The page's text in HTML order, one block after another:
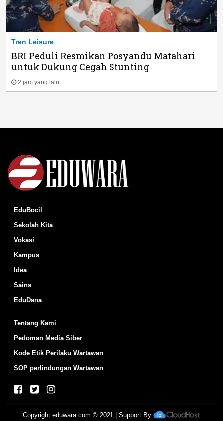
Tren Leisure
BRI Peduli Resmikan Posyandu Matahari
untuk Dukung Cegah Stunting
2 jam yang lalu
EduBocil
Sekolah Kita
Vokasi
Kampus
Idea
Sains
EduDana
Tentang Kami
Pedoman Media Siber
Kode Etik Perilaku Wartawan
SOP perlindungan Wartawan
Copyrighteduwara.com © 2021 | Support By